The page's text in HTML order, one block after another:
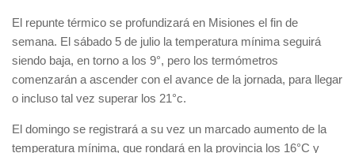
El repunte térmico se profundizará en Misiones el fin de
semana. El sábado 5 de julio la temperatura mínima seguirá
siendo baja, en torno a los 9°, pero los termómetros
comenzarán a ascender con el avance de la jornada, para llegar
o incluso tal vez superar los 21°c.
El domingo se registrará a su vez un marcado aumento de la
temperatura mínima, que rondará en la provincia los 16°C y